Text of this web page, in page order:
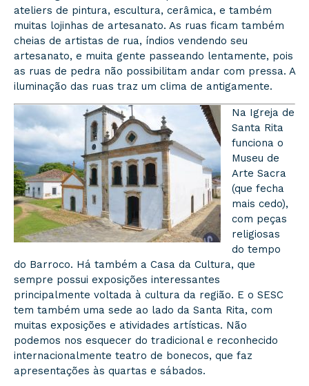
ateliers de pintura, escultura, cerâmica, e também
muitas lojinhas de artesanato. As ruas ficam também
cheias de artistas de rua, índios vendendo seu
artesanato, e muita gente passeando lentamente, pois
as ruas de pedra não possibilitam andar com pressa. A
iluminação das ruas traz um clima de antigamente.
Na Igreja de
Santa Rita
funciona o
Museu de
Arte Sacra
(que fecha
mais cedo),
com peças
religiosas
do tempo
do Barroco. Há também a Casa da Cultura, que
sempre possui exposições interessantes
principalmente voltada à cultura da região. E o SESC
tem também uma sede ao lado da Santa Rita, com
muitas exposições e atividades artísticas. Não
podemos nos esquecer do tradicional e reconhecido
internacionalmente teatro de bonecos, que faz
apresentações às quartas e sábados.